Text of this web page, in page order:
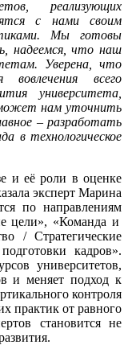
реализующих
с нами своим
Мы готовы
надеемся, что наш
Уверена, что
всего
университета,
нам уточнить
– разработать
в технологическое
и её роли в оценке
эксперт Марина
по направлениям
цели», «Команда и
/ Стратегические
кадров».
университетов,
и меняет подход к
контроля
практик от равного
становится не